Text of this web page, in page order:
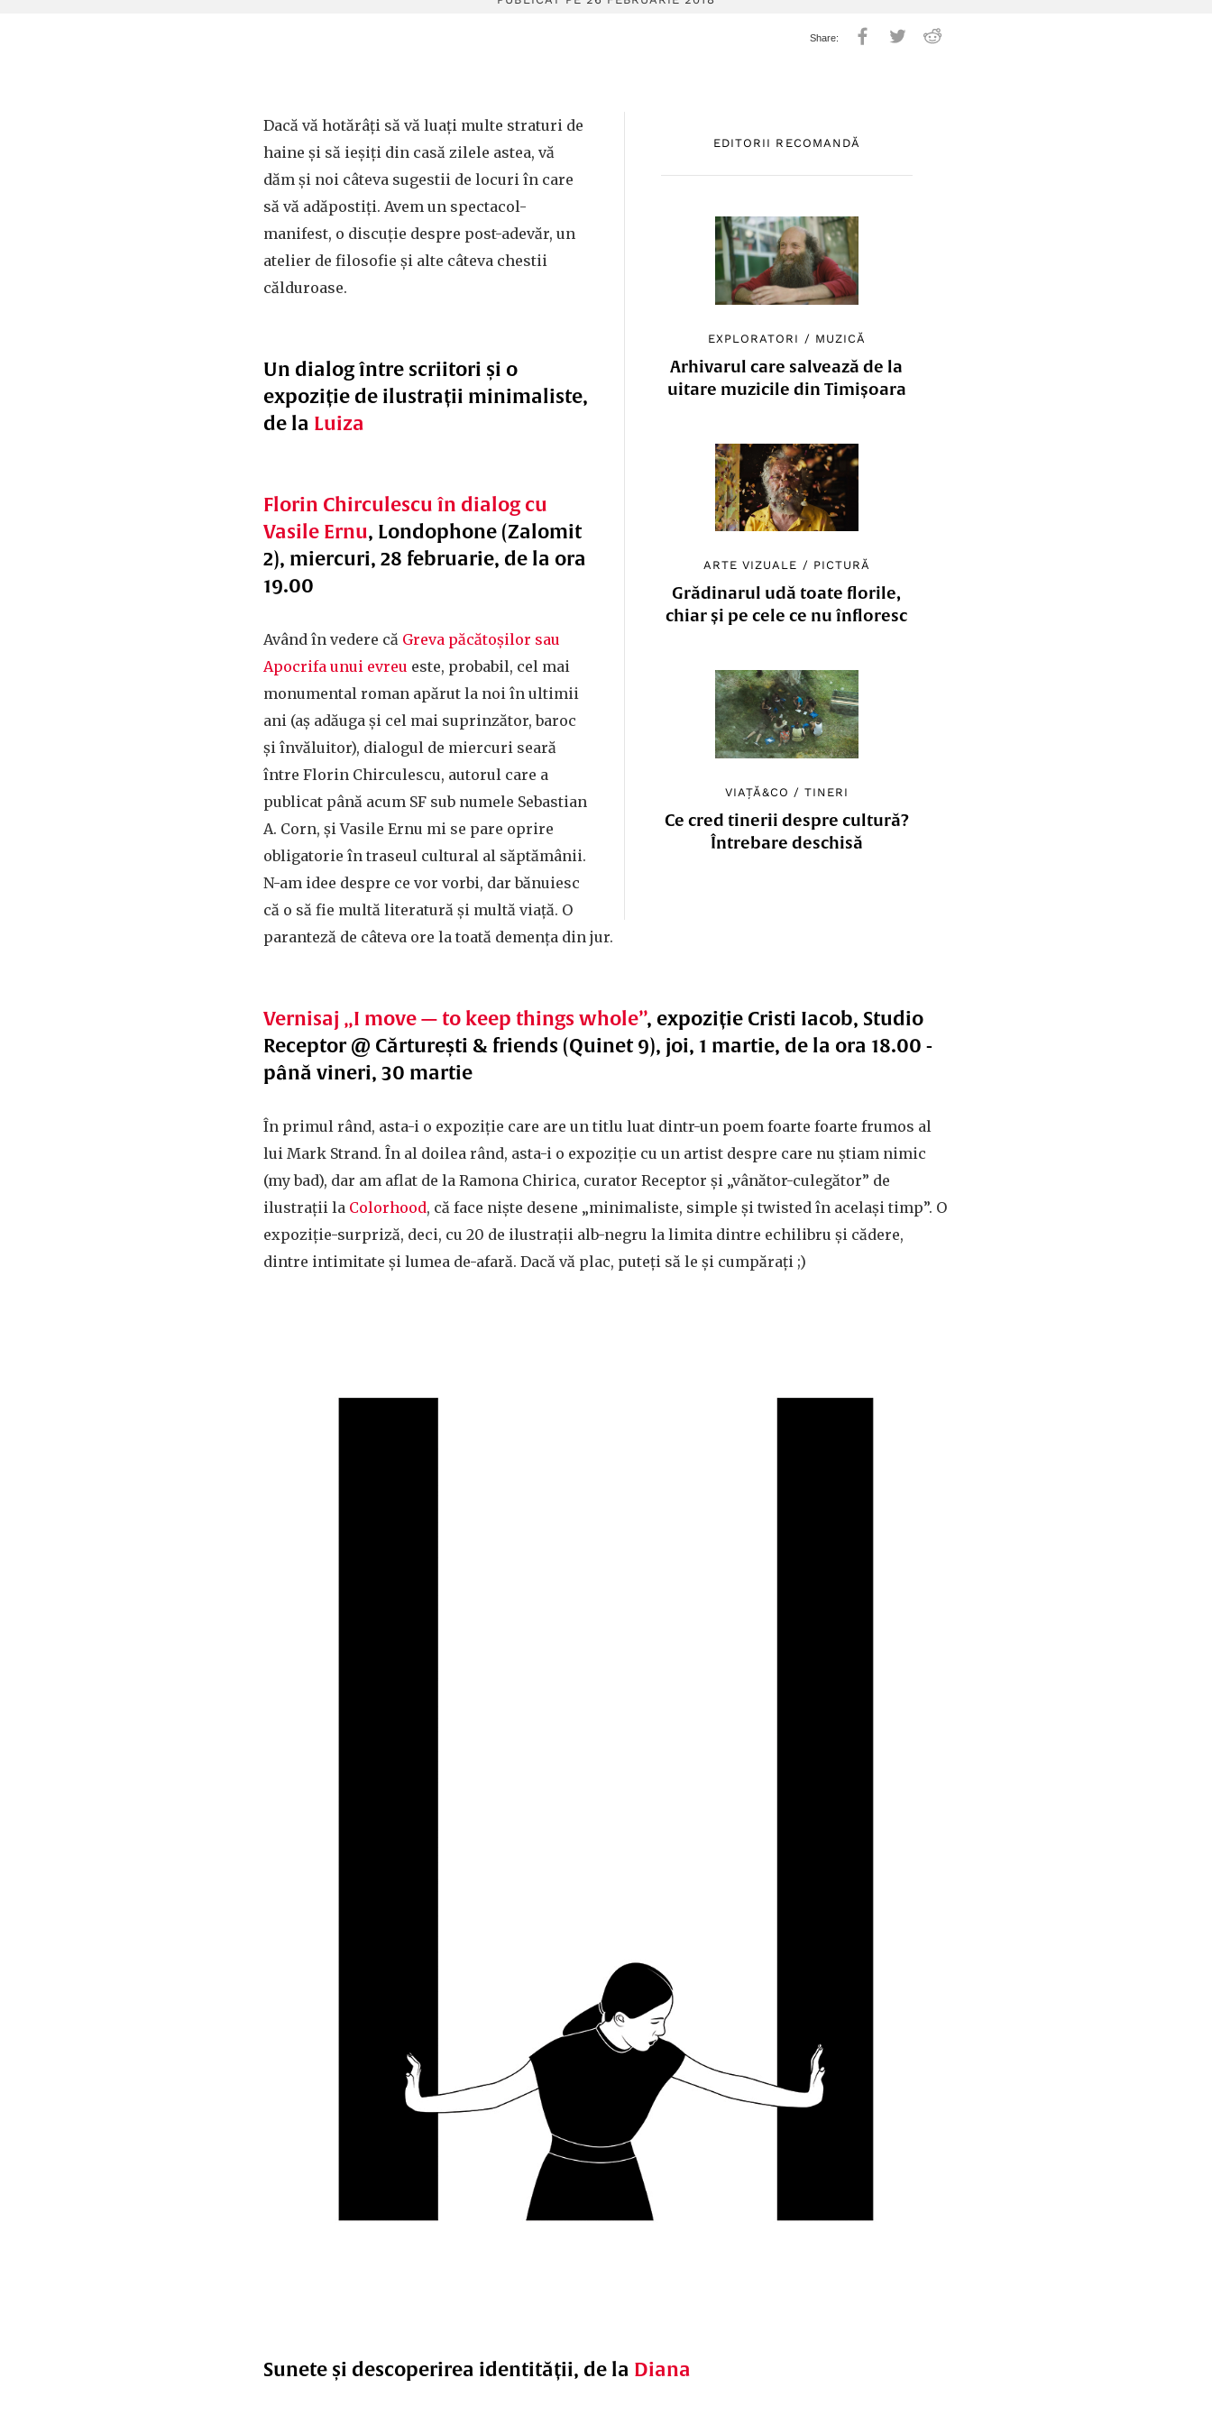
EDITORII RECOMANDĂ
EXPLORATORI / MUZICĂ
Arhivarul care salvează de la
uitare muzicile din Timișoara
ARTE VIZUALE / PICTURĂ
Grădinarul udă toate florile,
chiar și pe cele ce nu înfloresc
VIAȚĂ&CO /TINERI
Ce cred tinerii despre cultură?
Întrebare deschisă
Dacă vă hotărâți să vă luați multe straturi de
haine și să ieșiți din casă zilele astea, vă
dăm și noi câteva sugestii de locuri în care
să vă adăpostiți. Avem un spectacol-
manifest, o discuție despre post-adevăr, un
atelier de filosofie și alte câteva chestii
călduroase.
Un dialog între scriitori și o
expoziție de ilustrații minimaliste,
de la Luiza
Florin Chirculescu în dialog cu
Vasile Ernu, Londophone (Zalomit
2), miercuri, 28 februarie, de la ora
19.00
Având în vedere că Greva păcătoșilor sau
Apocrifa unui evreu este, probabil, cel mai
monumental roman apărut la noi în ultimii
ani (aș adăuga și cel mai suprinzător, baroc
și învăluitor), dialogul de miercuri seară
între Florin Chirculescu, autorul care a
publicat până acum SF sub numele Sebastian
A. Corn, și Vasile Ernu mi se pare oprire
obligatorie în traseul cultural al săptămânii.
N-am idee despre ce vor vorbi, dar bănuiesc
că o să fie multă literatură și multă viață. O
paranteză de câteva ore la toată demența din jur.
Vernisaj „I move — to keep things whole”, expoziție Cristi Iacob, Studio
Receptor @ Cărturești & friends (Quinet 9), joi, 1 martie, de la ora 18.00 -
până vineri, 30 martie
În primul rând, asta-i o expoziție care are un titlu luat dintr-un poem foarte foarte frumos al
lui Mark Strand. În al doilea rând, asta-i o expoziție cu un artist despre care nu știam nimic
(my bad), dar am aflat de la Ramona Chirica, curator Receptor și „vânător-culegător” de
ilustrații la Colorhood, că face niște desene „minimaliste, simple și twisted în același timp”. O
expoziție-surpriză, deci, cu 20 de ilustrații alb-negru la limita dintre echilibru și cădere,
dintre intimitate și lumea de-afară. Dacă vă plac, puteți să le și cumpărați ;)
Sunete și descoperirea identității, de la Diana